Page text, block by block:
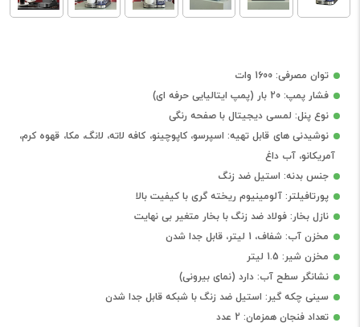
توان مصرفی: 1600 وات
فشار پمپ: 20 بار (پمپ ایتالیایی حرفه ای)
نوع پنل: لمسی دیجیتال با صفحه رنگی
نوشیدنی های قابل تهیه: اسپرسو، کاپوچینو، کافه لاته، لانگ، مکا، قهوه کرم،
آمریکانو، آب داغ
جنس بدنه: استیل ضد زنگ
پورتافیلتر: آلومینیوم ریخته گری با کیفیت بالا
نازل بخار: فولاد ضد زنگ با بخار متغیر بی نهایت
مخزن آب: شفاف، 1 لیتر، قابل جدا شدن
مخزن شیر: 1.5 لیتر
نشانگر سطح آب: دارد (نمای بیرونی)
سینی چکه گیر: استیل ضد زنگ با شبکه قابل جدا شدن
تعداد فنجان همزمان: 2 عدد